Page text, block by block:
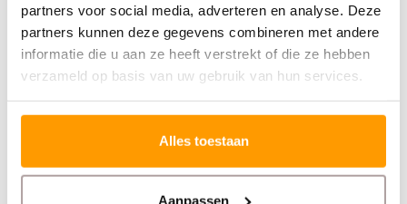
partners voor social media, adverteren en analyse. Deze
partners kunnen deze gegevens combineren met andere
informatie die u aan ze heeft verstrekt of die ze hebben
verzameld op basis van uw gebruik van hun services.
Alles toestaan
Aanpassen
TIP: 12 stuks TTR 110-
300 premium wax -
Bespaar flink!
12 rollen van 2400
labels - Vellum -
50x30mm